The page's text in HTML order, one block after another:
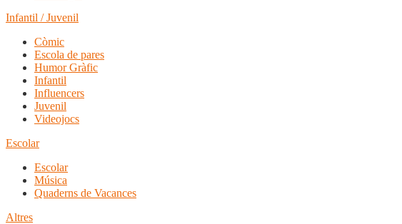
Infantil / Juvenil
Còmic
Escola de pares
Humor Gràfic
Infantil
Influencers
Juvenil
Videojocs
Escolar
Escolar
Música
Quaderns de Vacances
Altres